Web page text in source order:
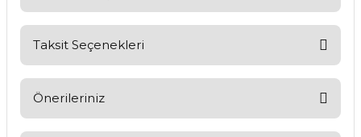
Ürün hakkında henüz soru sorulmamış.
Taksit Seçenekleri
Önerileriniz